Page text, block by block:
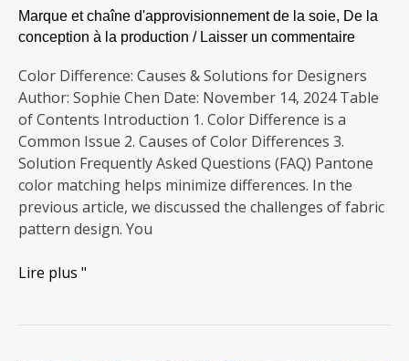
Marque et chaîne d'approvisionnement de la soie, De la
conception à la production / Laisser un commentaire
Color Difference: Causes & Solutions for Designers
Author: Sophie Chen Date: November 14, 2024 Table
of Contents Introduction 1. Color Difference is a
Common Issue 2. Causes of Color Differences 3.
Solution Frequently Asked Questions (FAQ) Pantone
color matching helps minimize differences. In the
previous article, we discussed the challenges of fabric
pattern design. You
Lire plus "